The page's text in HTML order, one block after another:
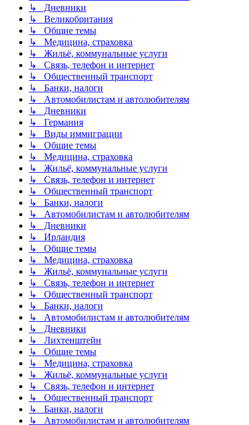
↳ Дневники
↳ Великобритания
↳ Общие темы
↳ Медицина, страховка
↳ Жильё, коммунальные услуги
↳ Связь, телефон и интернет
↳ Общественный транспорт
↳ Банки, налоги
↳ Автомобилистам и автолюбителям
↳ Дневники
↳ Германия
↳ Виды иммиграции
↳ Общие темы
↳ Медицина, страховка
↳ Жильё, коммунальные услуги
↳ Связь, телефон и интернет
↳ Общественный транспорт
↳ Банки, налоги
↳ Автомобилистам и автолюбителям
↳ Дневники
↳ Ирландия
↳ Общие темы
↳ Медицина, страховка
↳ Жильё, коммунальные услуги
↳ Связь, телефон и интернет
↳ Общественный транспорт
↳ Банки, налоги
↳ Автомобилистам и автолюбителям
↳ Дневники
↳ Лихтенштейн
↳ Общие темы
↳ Медицина, страховка
↳ Жильё, коммунальные услуги
↳ Связь, телефон и интернет
↳ Общественный транспорт
↳ Банки, налоги
↳ Автомобилистам и автолюбителям